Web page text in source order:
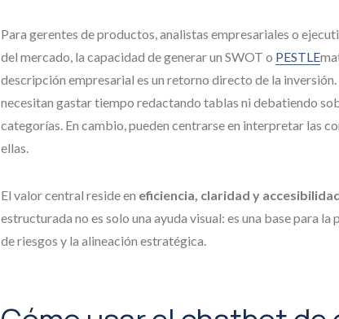
Para gerentes de productos, analistas empresariales o
del mercado, la capacidad de generar un SWOT o PESTLE
descripción empresarial es un retorno directo de la inversión.
necesitan gastar tiempo redactando tablas ni debatiendo
categorías. En cambio, pueden centrarse en interpretar las
ellas.
El valor central reside en eficiencia, claridad y
estructurada no es solo una ayuda visual: es una base para
de riesgos y la alineación estratégica.